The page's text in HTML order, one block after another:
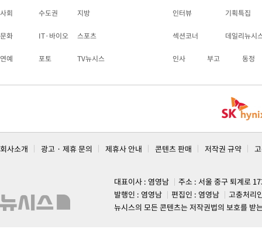
사회 수도권 지방
문화 IT·바이오 스포츠
연예 포토 TV뉴시스
인터뷰 기획특집
섹션코너 데일리뉴시
인사 부고 동정
회사소개 광고 · 제휴 문의 제휴사 안내 콘텐츠 판매 저작권 규약
대표이사 : 염영남
주소 : 서울 중구 퇴계로
발행인 : 염영남
편집인 : 염영남
고충처리
뉴시스의 모든 콘텐츠는 저작권법의 보호를